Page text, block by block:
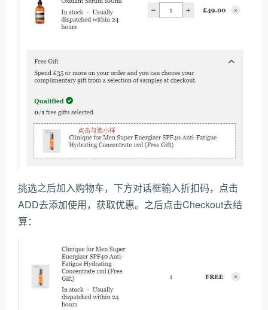
挑选之后加入购物车，下方对话框输入折扣码，点击
ADD去添加使用，获取优惠。之后点击Checkout去结
算：